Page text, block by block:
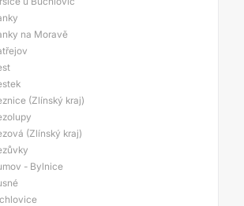
na Moravě
(Zlínský kraj)
(Zlínský kraj)
- Bylnice